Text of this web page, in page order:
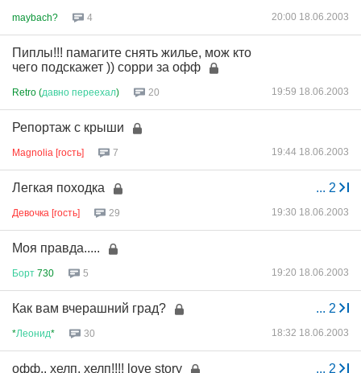
maybach? 4 20:00 18.06.2003
Пиплы!!! памагите снять жилье, мож кто
чего подскажет )) сорри за офф
Retro (давно переехал) 20 19:59 18.06.2003
Репортаж с крыши
Magnolia [гость] 7 19:44 18.06.2003
... 2
Легкая походка
Девочка [гость] 29 19:30 18.06.2003
Моя правда.....
Борт 730 5 19:20 18.06.2003
... 2
Как вам вчерашний град?
*Леонид* 30 18:32 18.06.2003
... 2
офф.. хелп, хелп!!!! love story